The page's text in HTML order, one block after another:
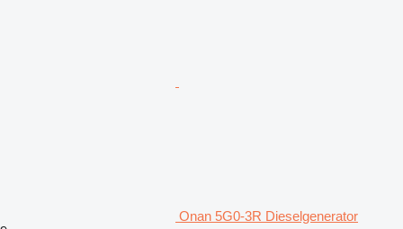
Onan 5G0-3R Dieselgenerator